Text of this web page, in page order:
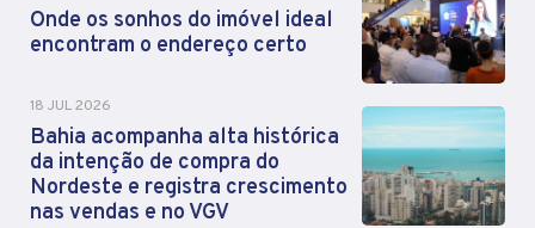
Onde os sonhos do imóvel ideal
encontram o endereço certo
18 JUL 2026
Bahia acompanha alta histórica
da intenção de compra do
Nordeste e registra crescimento
nas vendas e no VGV